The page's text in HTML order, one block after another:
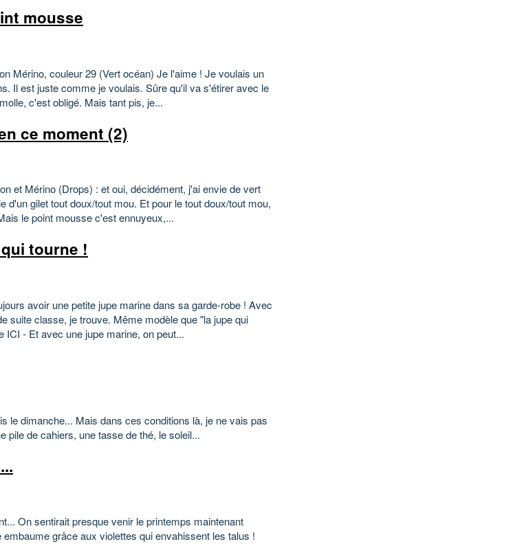
mousse
Mérino, couleur 29 (Vert océan) Je l'aime ! Je voulais un
Il est juste comme je voulais. Sûre qu'il va s'étirer avec le
c'est obligé. Mais tant pis, je...
ce moment (2)
et Mérino (Drops) : et oui, décidément, j'ai envie de vert
d'un gilet tout doux/tout mou. Et pour le tout doux/tout mou,
le point mousse c'est ennuyeux,...
tourne !
avoir une petite jupe marine dans sa garde-robe ! Avec
suite classe, je trouve. Même modèle que "la jupe qui
ICI - Et avec une jupe marine, on peut...
le dimanche... Mais dans ces conditions là, je ne vais pas
pile de cahiers, une tasse de thé, le soleil...
On sentirait presque venir le printemps maintenant
grâce aux violettes qui envahissent les talus !